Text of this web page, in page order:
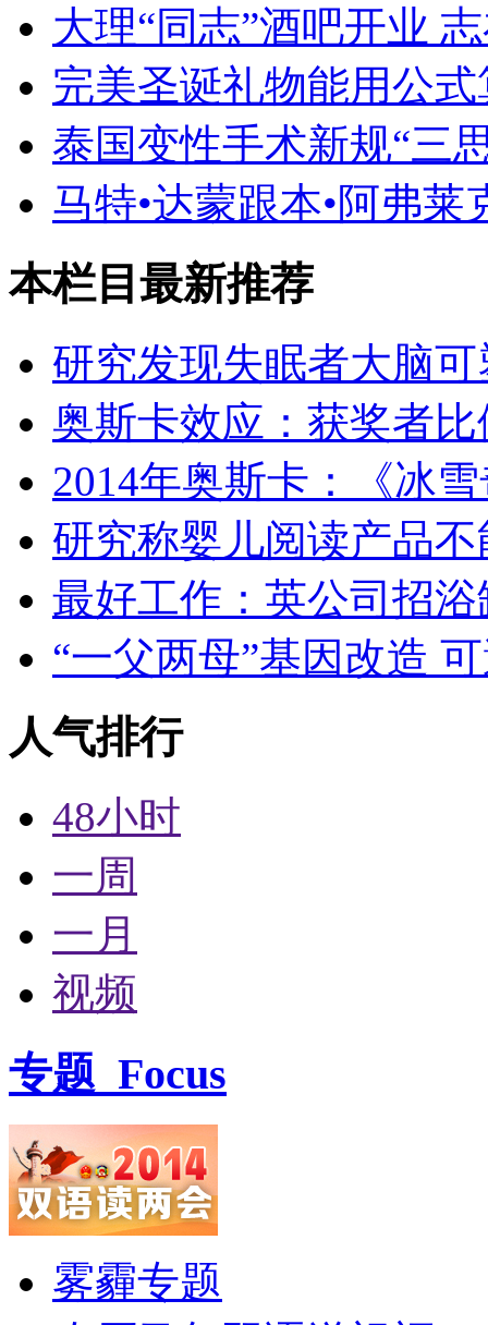
大理“同志”酒吧开业
完美圣诞礼物能用公
泰国变性手术新规“三
马特•达蒙跟本•阿弗莱
本栏目最新推荐
研究发现失眠者大脑
奥斯卡效应：获奖者
2014年奥斯卡：《冰
研究称婴儿阅读产品
最好工作：英公司招
“一父两母”基因改造
人气排行
48小时
一周
一月
视频
专题 Focus
雾霾专题